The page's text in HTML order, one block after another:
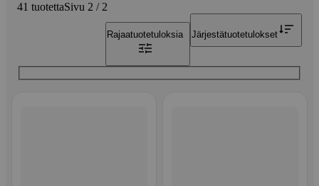
41 tuotettaSivu 2 / 2
Rajaatuotetuloksia Järjestätuotetulokset